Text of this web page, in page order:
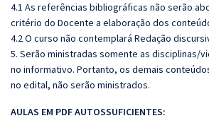
4.1 As referências bibliográficas não serão
critério do Docente a elaboração dos
4.2 O curso não contemplará Redação
5. Serão ministradas somente as disciplinas/
no informativo. Portanto, os demais
no edital, não serão ministrados.
AULAS EM PDF AUTOSSUFICIENTES: